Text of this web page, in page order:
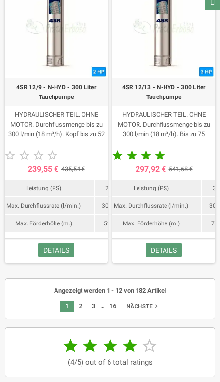
4SR 12/9 - N-HYD - 300 Liter
Tauchpumpe
HYDRAULISCHER TEIL. OHNE
MOTOR. Durchflussmenge bis zu
300 l/min (18 m³/h). Kopf bis zu 52
   
239,55 € 435,54 €
Leistung (PS) 2
Max. Durchflussrate (l/min.) 300
Max. Förderhöhe (m.) 52
DETAILS
4SR 12/13 - N-HYD - 300 Liter
Tauchpumpe
HYDRAULISCHER TEIL. OHNE
MOTOR. Durchflussmenge bis zu
300 l/min (18 m³/h). Bis zu 75
   
297,92 € 541,68 €
Leistung (PS) 3
Max. Durchflussrate (l/min.) 300
Max. Förderhöhe (m.) 75
DETAILS
Angezeigt werden 1 - 12 von 182 Artikel
1 2 3 … 16 NÄCHSTE navigate_next
    
(4/5) out of 6 total ratings